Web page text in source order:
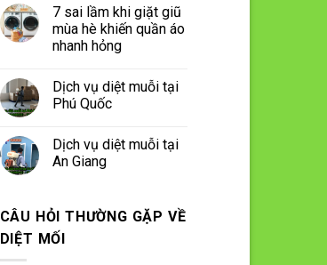
7 sai lầm khi giặt giũ
mùa hè khiến quần áo
nhanh hỏng
Dịch vụ diệt muỗi tại
Phú Quốc
Dịch vụ diệt muỗi tại
An Giang
CÂU HỎI THƯỜNG GẶP VỀ
DIỆT MỐI